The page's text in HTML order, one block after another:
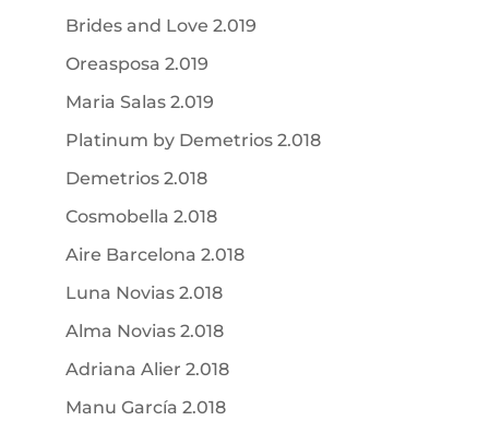
Brides and Love 2.019
Oreasposa 2.019
Maria Salas 2.019
Platinum by Demetrios 2.018
Demetrios 2.018
Cosmobella 2.018
Aire Barcelona 2.018
Luna Novias 2.018
Alma Novias 2.018
Adriana Alier 2.018
Manu García 2.018